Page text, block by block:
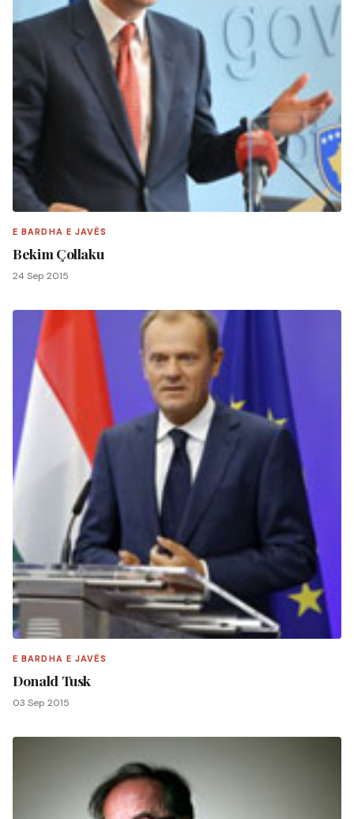
E BARDHA E JAVËS
Bekim Çollaku
24 Sep 2015
E BARDHA E JAVËS
Donald Tusk
03 Sep 2015